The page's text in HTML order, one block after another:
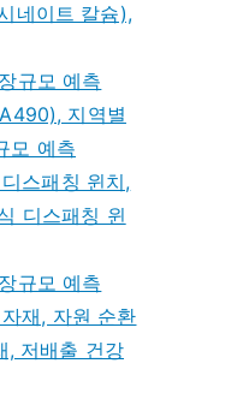
네이트 칼슘),
규모 예측
지역별
모 예측
스패칭 윈치,
디스패칭 윈
규모 예측
재, 자원 순환
, 저배출 건강